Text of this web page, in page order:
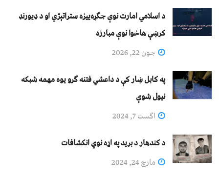
د اسلامي امارت نوې جګړه‌ییزه ستراتېژي او د ډیورنډ
کرښې هاخوا نوې مبارزه
جون 22, 2026
په کابل ښار کې د داعشي فتنه ګرو يوه مهمه شبکه
نيول شوې
اگست 7, 2024
د کندهار د برید په اړه نوي انکشافات
مارچ 24, 2024